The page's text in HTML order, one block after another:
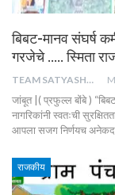
बिबट-मानव संघर्ष
गरजेचे ….. स्मिता
TEAM SATYASHODH
जांबूत |( प्रफुल्ल बोंबे )
नागरिकांनी स्वतःची
आपला सजग निर्णयच अनेकदा
राजकीय